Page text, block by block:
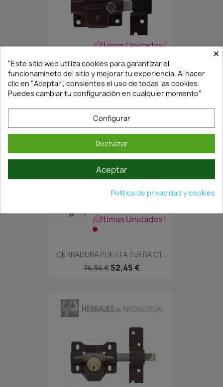
¡Últimas Unidades!
CERROJO DE SEGURIDAD...
47,70 €33,39 €
¡Últimas Unidades!
CERRADURA PUERTA TIJERA C1...
74,94 € 52,45 €
×
"Este sitio web utiliza cookies para garantizar el
funcionamineto del sitio y mejorar tu experiencia. Al hacer
clic en "Aceptar", consientes el uso de todas las cookies.
Puedes cambiar tu configuración en cualquier momento"
Configurar
Rechazar
Aceptar
Política de privacidad y cookies